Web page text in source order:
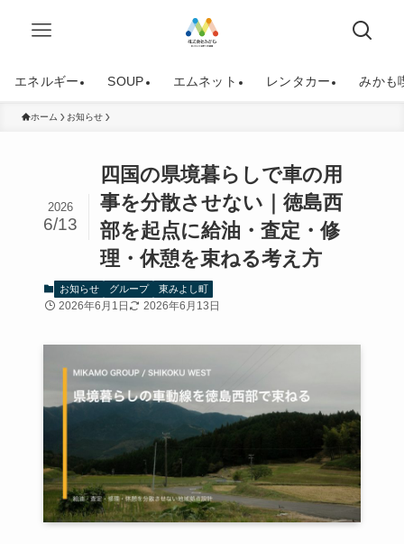
エネルギー SOUP エムネット レンタカー みかも
ホーム お知らせ
四国の県境暮らしで車の用
事を分散させない｜徳島西
部を起点に給油・査定・修
理・休憩を束ねる考え方
2026
6/13
お知らせ グループ 東みよし町
2026年6月1日 2026年6月13日